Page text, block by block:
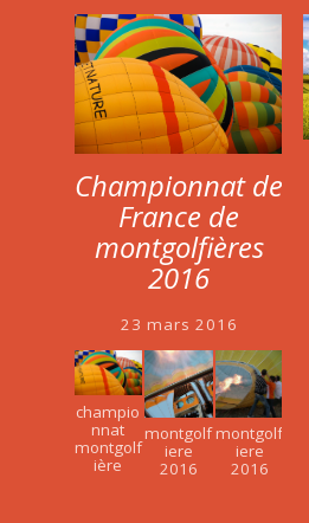
Championnat de
France de
montgolfières
2016
23 mars 2016
champio
nnat
montgolf
ière
montgolf
iere
2016
montgolf
iere
2016